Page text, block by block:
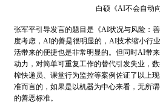
白硕《AI不会自动
张军平引导发言的题目是《AI状况与风险：
度考虑，AI的善是很明显的，AI技术缩小行
活带来的便捷也是非常明显的。但同时AI带
动力，对简单可重复工作的替代引发失业，
榨快递员、课堂行为监控等案例佐证了以上
准而言的，如果是以机器为中心来看，无所
的善恶标准。